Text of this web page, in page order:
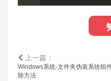
上一篇：
Windows系统-文件夹伪装系统组
除方法